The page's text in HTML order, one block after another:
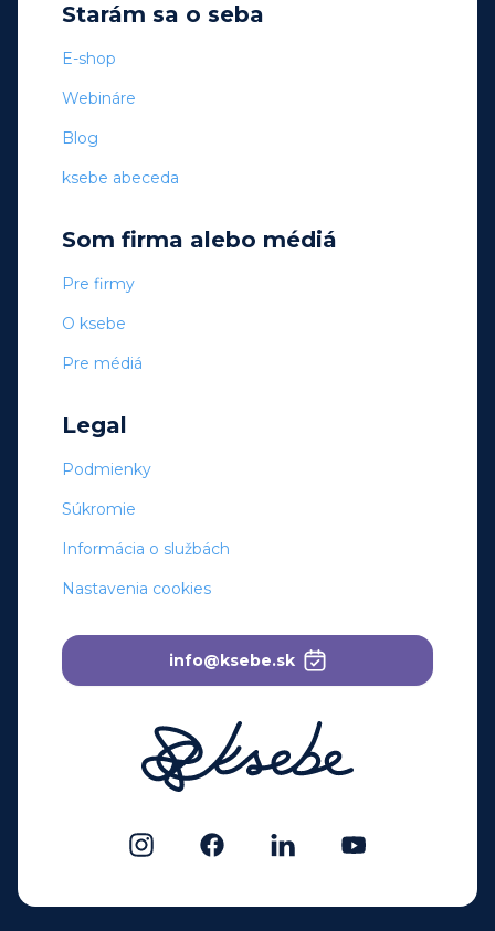
Starám sa o seba
E-shop
Webináre
Blog
ksebe abeceda
Som firma alebo médiá
Pre firmy
O ksebe
Pre médiá
Legal
Podmienky
Súkromie
Informácia o službách
Nastavenia cookies
info@ksebe.sk